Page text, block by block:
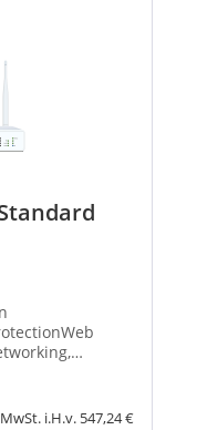
Reporting
ATP, S...i.H.v. 547,24 €